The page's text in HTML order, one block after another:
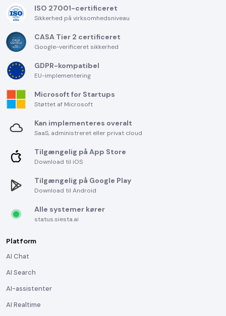
ISO 27001-certificeret
Sikkerhed på virksomhedsniveau
CASA Tier 2 certificeret
Google-verificeret sikkerhed
GDPR-kompatibel
EU-implementering
Microsoft for Startups
Støttet af Microsoft
Kan implementeres overalt
SaaS, administreret eller privat cloud
Tilgængelig på App Store
Download til iOS
Tilgængelig på Google Play
Download til Android
Alle systemer kører
status.siesta.ai
Platform
AI Chat
AI Search
AI-assistenter
AI Realtime